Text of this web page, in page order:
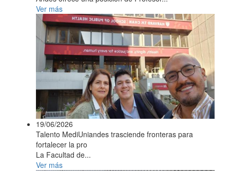
Ver más
19/06/2026
Talento MediUniandes trasciende fronteras para
fortalecer la pro
La Facultad de...
Ver más